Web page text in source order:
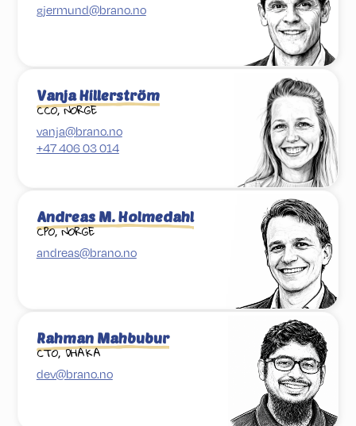
gjermund@brano.no
Vanja Hillerström
CCO, NORGE
vanja@brano.no
+47 406 03 014
Andreas M. Holmedahl
CPO, NORGE
andreas@brano.no
Rahman Mahbubur
CTO, DHAKA
dev@brano.no